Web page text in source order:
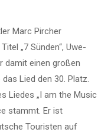
Marc Pircher
„7 Sünden“, Uwe-
damit einen großen
Lied den 30. Platz.
Liedes „I am the Music
stammt. Er ist
Touristen auf